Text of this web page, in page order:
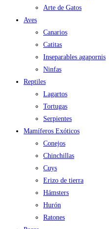
Arte de Gatos
Aves
Canarios
Catitas
Inseparables agapornis
Ninfas
Reptiles
Lagartos
Tortugas
Serpientes
Mamíferos Exóticos
Conejos
Chinchillas
Cuys
Erizo de tierra
Hámsters
Hurón
Ratones